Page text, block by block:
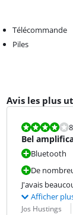
Télécommande
Piles
Avis les plus
La note est 8,0 sur
Bel
Bluetooth
De
J'avais
Afficher
Évaluation par :
Jos Hustings
Date :
Traduction :